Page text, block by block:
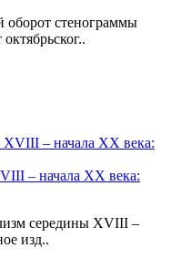
оборот стенограммы
– начала XX века:
середины XVIII –
изд..